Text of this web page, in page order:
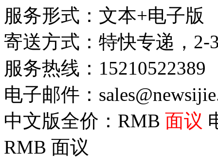
服务形式：文本+电子版
寄送方式：特快专递，2-
服务热线：15210522389
电子邮件：
中文版全价：RMB 面议
RMB 面议